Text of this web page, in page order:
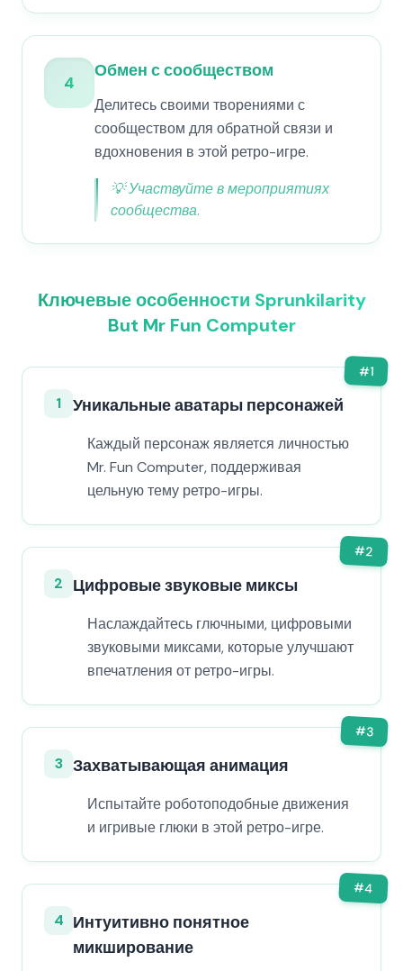
4
Обмен с сообществом
Делитесь своими творениями с
сообществом для обратной связи и
вдохновения в этой ретро-игре.
💡Участвуйте в мероприятиях
сообщества.
Ключевые особенности Sprunkilarity
But Mr Fun Computer
#1
1 Уникальные аватары персонажей
Каждый персонаж является личностью
Mr. Fun Computer, поддерживая
цельную тему ретро-игры.
#2
2 Цифровые звуковые миксы
Наслаждайтесь глючными, цифровыми
звуковыми миксами, которые улучшают
впечатления от ретро-игры.
#3
3 Захватывающая анимация
Испытайте роботоподобные движения
и игривые глюки в этой ретро-игре.
#4
4 Интуитивно понятное
микширование